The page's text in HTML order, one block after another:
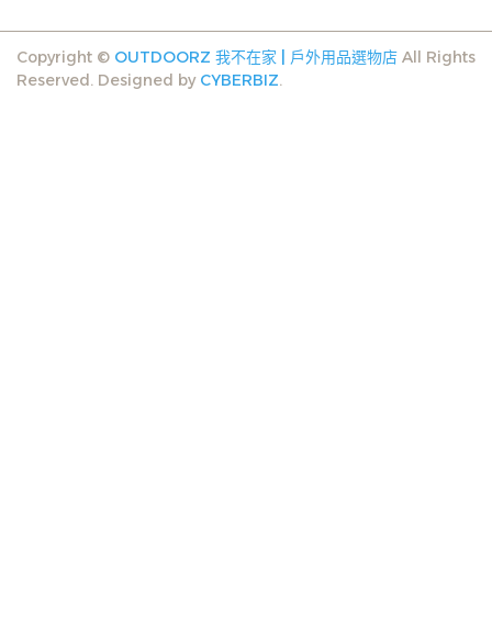
Copyright © OUTDOORZ 我不在家 | 戶外用品選物店 All Rights
Reserved. Designed by CYBERBIZ.